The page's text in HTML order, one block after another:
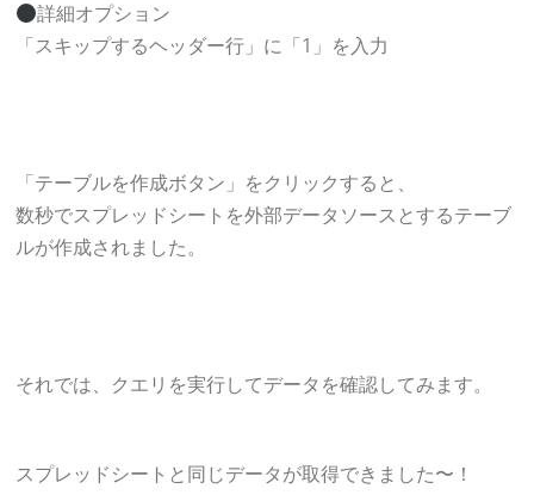
詳細オプション
「スキップするヘッダー行」に「1」を入力
「テーブルを作成ボタン」をクリックすると、
数秒でスプレッドシートを外部データソースとするテーブ
ルが作成されました。
それでは、クエリを実行してデータを確認してみます。
スプレッドシートと同じデータが取得できました〜！